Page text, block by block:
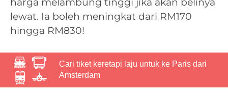
harga melambung tinggi jika akan belinya
lewat. Ia boleh meningkat dari RM170
hingga RM830!
Cari tiket keretapi laju untuk ke Paris dari
Amsterdam